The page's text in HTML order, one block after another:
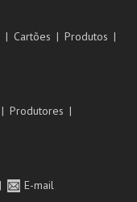
Cartões
Produtos
Produtores
E-mail